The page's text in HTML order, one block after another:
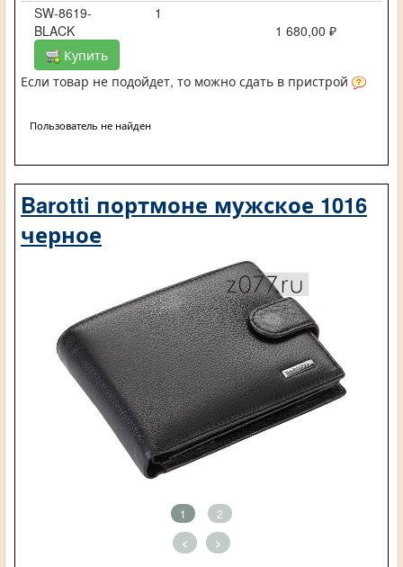
SW-8619-
BLACK
1
1 680,00 ₽
Купить
Если товар не подойдет, то можно сдать в пристрой
Пользователь не найден
Barotti портмоне мужское 1016
черное
1 2
< >